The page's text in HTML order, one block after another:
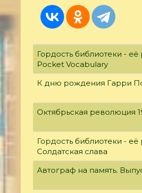
Гордость библиотеки -
Pocket Vocabulary
К дню рождения Гарри
Октябрьская революция
Гордость библиотеки - её
Солдатская слава
Автограф на память.